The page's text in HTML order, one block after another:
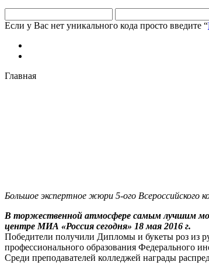
Если у Вас нет уникального кода просто введите “
Главная
Большое экспертное жюри 5-ого Всероссийского
В торжественной атмосфере самым лучшим
центре МИА «Россия сегодня» 18 мая 2016 г.
Победители получили Дипломы и букеты роз из
профессионального образования Федерального
Среди преподавателей колледжей награды